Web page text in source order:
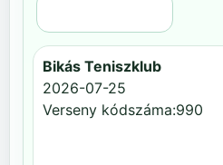
Bikás Teniszklub
2026-07-25
Verseny kódszáma:990